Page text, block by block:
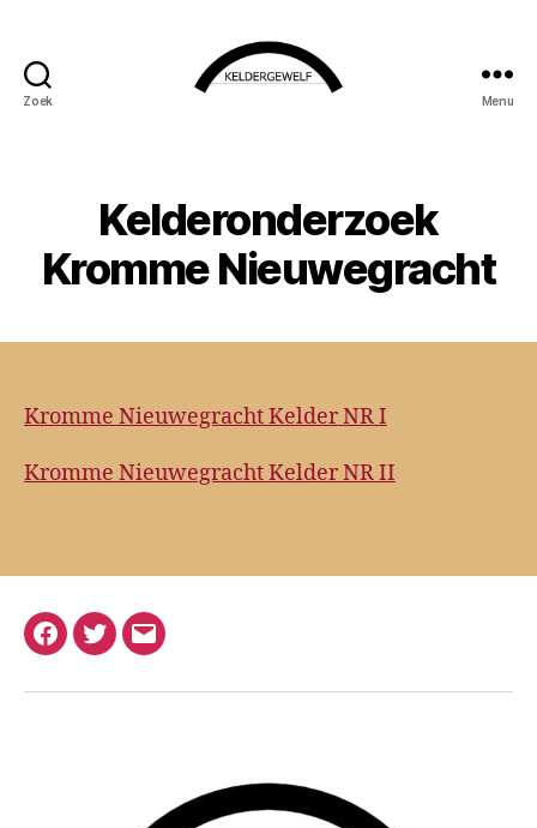
Zoek Menu
Kelderonderzoek
Kromme Nieuwegracht
Kromme Nieuwegracht Kelder NR I
Kromme Nieuwegracht Kelder NR II
Facebook
Twitter
E-